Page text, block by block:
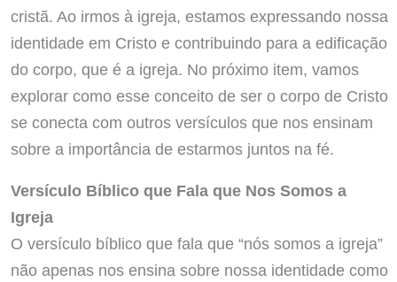
cristã. Ao irmos à igreja, estamos expressando nossa
identidade em Cristo e contribuindo para a edificação
do corpo, que é a igreja. No próximo item, vamos
explorar como esse conceito de ser o corpo de Cristo
se conecta com outros versículos que nos ensinam
sobre a importância de estarmos juntos na fé.
Versículo Bíblico que Fala que Nos Somos a
Igreja
O versículo bíblico que fala que “nós somos a igreja”
não apenas nos ensina sobre nossa identidade como